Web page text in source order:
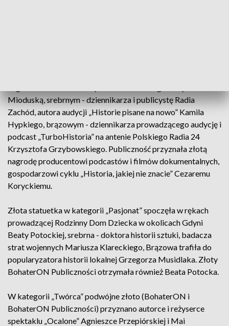
Mioduską, srebrnym - dziennikarza i publicystę Radia
Zachód, autora audycji „Historie pisane na nowo” Kamila
Hypkiego, brązowym - dziennikarza prowadzącego audycję i
podcast „TurboHistoria” na antenie Polskiego Radia 24
Krzysztofa Grzybowskiego. Publiczność przyznała złotą
nagrodę producentowi podcastów i filmów dokumentalnych,
gospodarzowi cyklu „Historia, jakiej nie znacie” Cezaremu
Koryckiemu.
Złota statuetka w kategorii „Pasjonat” spoczęła w rękach
prowadzącej Rodzinny Dom Dziecka w okolicach Gdyni
Beaty Potockiej, srebrna - doktora historii sztuki, badacza
strat wojennych Mariusza Klareckiego, Brązowa trafiła do
popularyzatora historii lokalnej Grzegorza Musidlaka. Złoty
BohaterON Publiczności otrzymała również Beata Potocka.
W kategorii „Twórca” podwójne złoto (BohaterON i
BohaterON Publiczności) przyznano autorce i reżyserce
spektaklu „Ocalone” Agnieszce Przepiórskiej i Mai